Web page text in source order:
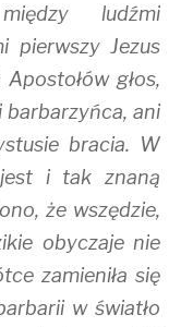
ludźmi
pierwszy Jezus
głos,
barbarzyńca, ani
bracia. W
i tak znaną
że wszędzie,
obyczaje nie
zamieniła się
w światło